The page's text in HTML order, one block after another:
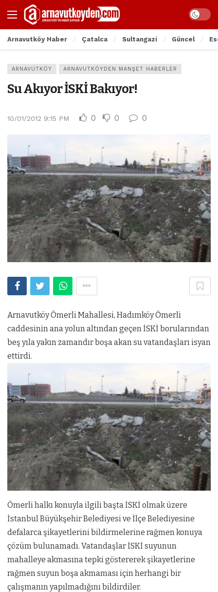
Arnavutköy Haber Çatalca Sultangazi Güncel
ARNAVUTKÖY ARNAVUTKÖYDEN MANŞET HABERLER
Su Akıyor İSKİ Bakıyor!
10/01/2012 9:15 PM 0 0 0
Arnavutköy Ömerli Mahallesi, Hadımköy Ömerli
caddesinin ana yolun altından geçen İSKİ borularından
beş yıla yakın zamandır boşa akan su vatandaşları isyan
ettirdi.
Ömerli halkı konuyla ilgili başta İSKİ olmak üzere
İstanbul Büyükşehir Belediyesi ve İlçe Belediyesine
defalarca şikayetlerini bildirmelerine rağmen konuya
çözüm bulunamadı. Vatandaşlar İSKİ suyunun
mahalleye akmasına tepki göstererek şikayetlerine
rağmen suyun boşa akmaması için herhangi bir
çalışmanın yapılmadığını bildirdiler.